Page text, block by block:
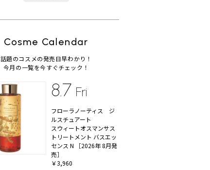
Cosme Calendar
話題のコスメの発売日早わかり！
今月の一覧を今すぐチェック！
8.7 Fri
フローラノーティス ジ
ルスチュアート
スウィートオスマンサス
トリートメント バスエッ
センス N ［2026年 8月発
売］
￥3,960